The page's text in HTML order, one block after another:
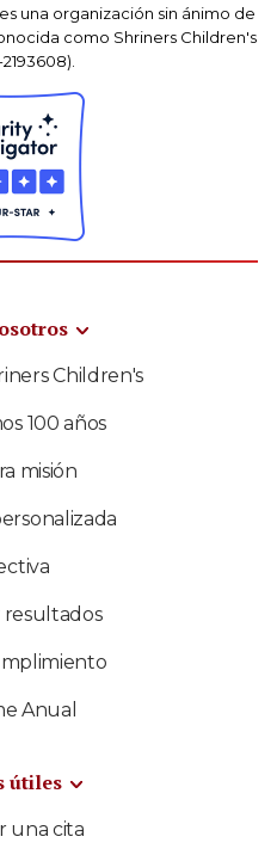
una organización sin ánimo de
como Shriners Children's
2193608).
Children's
100 años
misión
resultados
Anual
útiles
una cita